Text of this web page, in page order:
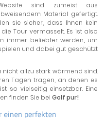
sind zumeist aus
Material gefertigt.
sie sicher, dass Ihnen kein
Tour vermasselt. Es ist also
immer beliebter werden, um
und dabei gut geschützt
nicht allzu stark wärmend sind.
Tagen tragen, an denen es
so vielseitig einsetzbar. Eine
finden Sie bei Golf pur!.
einen perfekten